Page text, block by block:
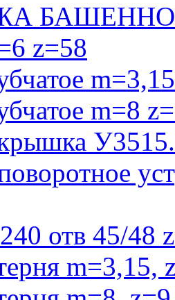
z=58
m=8
отв 45/48
m=3,15,